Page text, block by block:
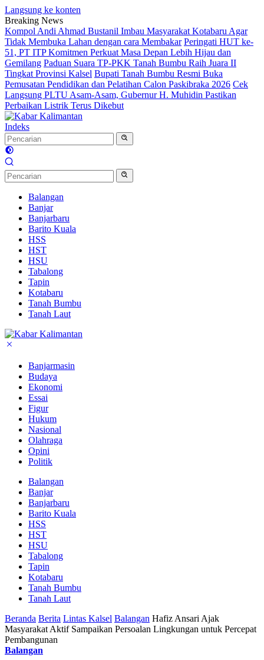
Langsung ke konten
Breaking News
Kompol Andi Ahmad Bustanil Imbau Masyarakat Kotabaru Agar
Tidak Membuka Lahan dengan cara Membakar Peringati HUT ke-
51, PT ITP Komitmen Perkuat Masa Depan Lebih Hijau dan
Gemilang Paduan Suara TP-PKK Tanah Bumbu Raih Juara II
Tingkat Provinsi Kalsel Bupati Tanah Bumbu Resmi Buka
Pemusatan Pendidikan dan Pelatihan Calon Paskibraka 2026 Cek
Langsung PLTU Asam-Asam, Gubernur H. Muhidin Pastikan
Perbaikan Listrik Terus Dikebut
Indeks
Balangan
Banjar
Banjarbaru
Barito Kuala
HSS
HST
HSU
Tabalong
Tapin
Kotabaru
Tanah Bumbu
Tanah Laut
Banjarmasin
Budaya
Ekonomi
Essai
Figur
Hukum
Nasional
Olahraga
Opini
Politik
Balangan
Banjar
Banjarbaru
Barito Kuala
HSS
HST
HSU
Tabalong
Tapin
Kotabaru
Tanah Bumbu
Tanah Laut
Beranda Berita Lintas Kalsel Balangan Hafiz Ansari Ajak
Masyarakat Aktif Sampaikan Persoalan Lingkungan untuk Percepat
Pembangunan
Balangan